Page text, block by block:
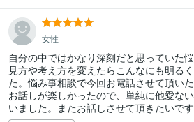
女性
自分の中ではかなり深刻だと思っていた
見方や考え方を変えたらこんなにも明る
た。悩み事相談で今回お電話させて頂い
お話しが楽しかったので、単純に他愛な
いました。またお話しさせて頂きたいです